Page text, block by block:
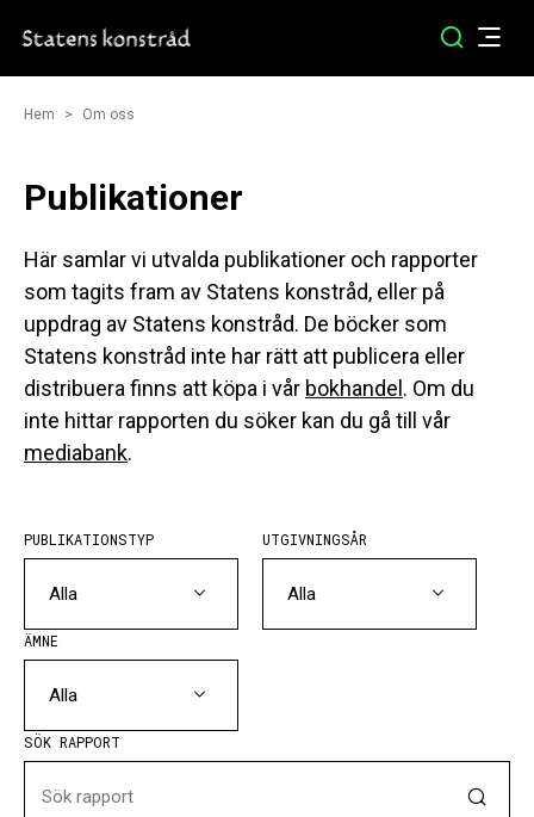
Hem Om oss
Publikationer
Här samlar vi utvalda publikationer och rapporter
som tagits fram av Statens konstråd, eller på
uppdrag av Statens konstråd. De böcker som
Statens konstråd inte har rätt att publicera eller
distribuera finns att köpa i vår bokhandel . Om du
inte hittar rapporten du söker kan du gå till vår
mediabank.
PUBLIKATIONSTYP
Alla
UTGIVNINGSÅR
Alla
ÄMNE
Alla
SÖK RAPPORT